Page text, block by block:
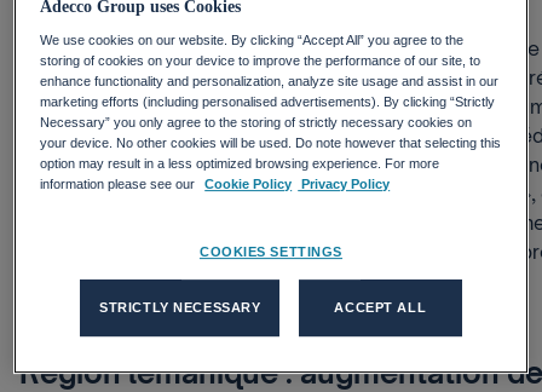
l’Université de Zurich.
L’Adecco Group Swiss Job Market Index a progressé
de 2019 par rapport au même trimestre de l’exercice
comparaison annuelle, le nombre d’offres d’emploi
stagnation est observée par rapport au trimestre
cette recherche de personnel constitue un premier
entreprises à l’incertitude de la situation économique
Burth, CEO du Groupe Adecco Suisse. « Un
la croissance se dessine dans de nombreux secteurs
commente Anna von Ow.
Région lémanique : augmentation
Adecco Group uses Cookies
We use cookies on our website. By clicking “Accept All” you agree to the
storing of cookies on your device to improve the performance of our site, to
enhance functionality and personalization, analyze site usage and assist in our
marketing efforts (including personalised advertisements). By clicking “Strictly
Necessary” you only agree to the storing of strictly necessary cookies on
your device. No other cookies will be used. Do note however that selecting this
option may result in a less optimized browsing experience. For more
information please see our
Cookie Policy Privacy Policy
COOKIES SETTINGS
STRICTLY NECESSARY ACCEPT ALL